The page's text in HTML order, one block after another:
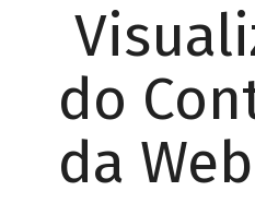
do
da Web